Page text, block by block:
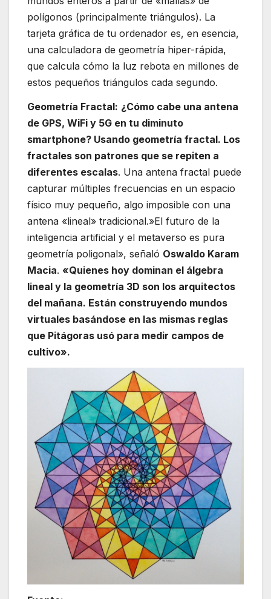
polígonos (principalmente triángulos). La
tarjeta gráfica de tu ordenador es, en esencia,
una calculadora de geometría hiper-rápida,
que calcula cómo la luz rebota en millones de
estos pequeños triángulos cada segundo.
Geometría Fractal: ¿Cómo cabe una antena
de GPS, WiFi y 5G en tu diminuto
smartphone? Usando geometría fractal. Los
fractales son patrones que se repiten a
diferentes escalas. Una antena fractal puede
capturar múltiples frecuencias en un espacio
físico muy pequeño, algo imposible con una
antena «lineal» tradicional.»El futuro de la
inteligencia artificial y el metaverso es pura
geometría poligonal», señaló Oswaldo Karam
Macia. «Quienes hoy dominan el álgebra
lineal y la geometría 3D son los arquitectos
del mañana. Están construyendo mundos
virtuales basándose en las mismas reglas
que Pitágoras usó para medir campos de
cultivo».